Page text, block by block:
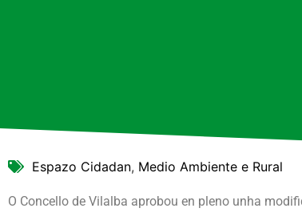
Espazo Cidadan, Medio Ambiente e Rural
O Concello de Vilalba aprobou en pleno unha